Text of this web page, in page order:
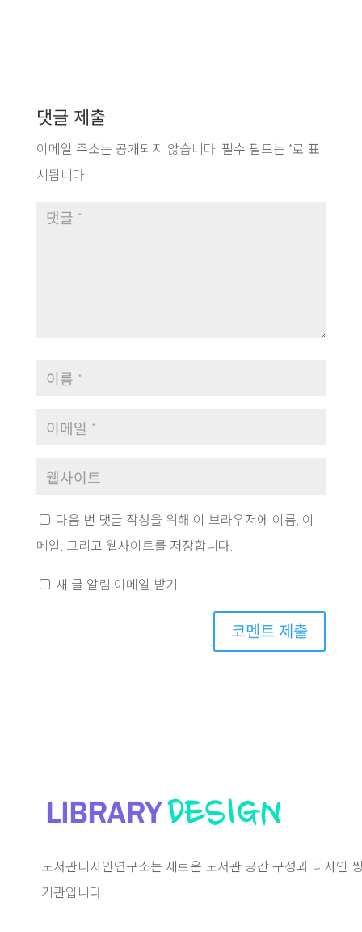
댓글 제출
이메일 주소는 공개되지 않습니다. 필수 필드는 *로 표
시됩니다
다음 번 댓글 작성을 위해 이 브라우저에 이름, 이
메일, 그리고 웹사이트를 저장합니다.
새 글 알림 이메일 받기
코멘트 제출
도서관디자인연구소는 새로운 도서관 공간 구성과 디자인
기관입니다.